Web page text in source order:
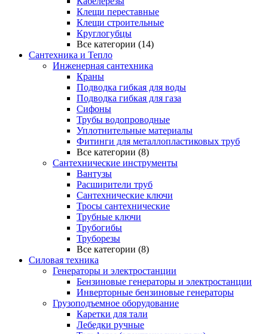
Клещи переставные
Клещи строительные
Круглогубцы
Все категории (14)
Сантехника и Тепло
Инженерная сантехника
Краны
Подводка гибкая для воды
Подводка гибкая для газа
Сифоны
Трубы водопроводные
Уплотнительные материалы
Фитинги для металлопластиковых труб
Все категории (8)
Сантехнические инструменты
Вантузы
Расширители труб
Сантехнические ключи
Тросы сантехнические
Трубные ключи
Трубогибы
Труборезы
Все категории (8)
Силовая техника
Генераторы и электростанции
Бензиновые генераторы и электростанции
Инверторные бензиновые генераторы
Грузоподъемное оборудование
Каретки для тали
Лебедки ручные